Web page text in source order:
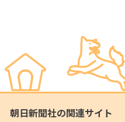
朝日新聞社の関連サイト